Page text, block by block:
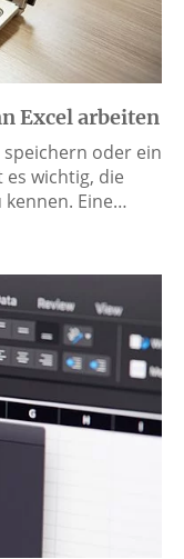
Excel arbeiten
oder ein
wichtig, die
Eine…